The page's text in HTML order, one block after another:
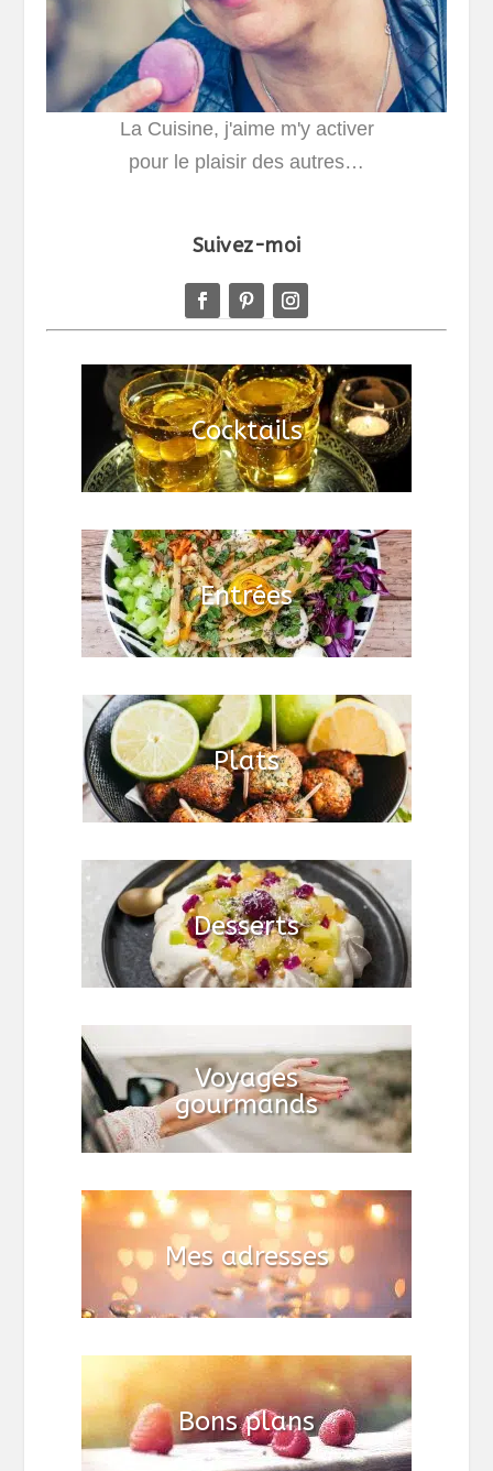
La Cuisine, j'aime m'y activer
pour le plaisir des autres…
Suivez-moi